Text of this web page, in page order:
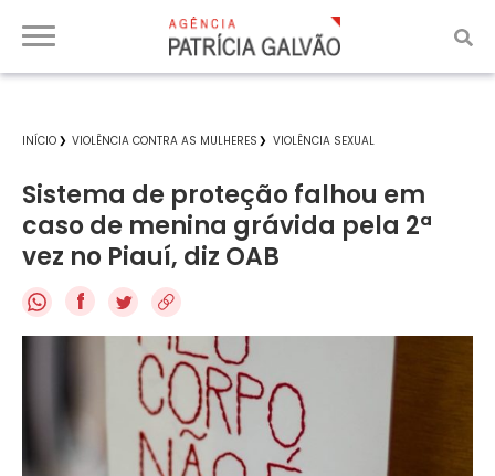
INÍCIO VIOLÊNCIA CONTRA AS MULHERES VIOLÊNCIA SEXUAL
Sistema de proteção falhou em
caso de menina grávida pela 2ª
vez no Piauí, diz OAB
f